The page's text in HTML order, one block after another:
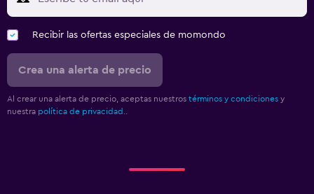
Recibir las ofertas especiales de momondo
Crea una alerta de precio
Al crear una alerta de precio, aceptas nuestros términos y condiciones y
nuestra política de privacidad.